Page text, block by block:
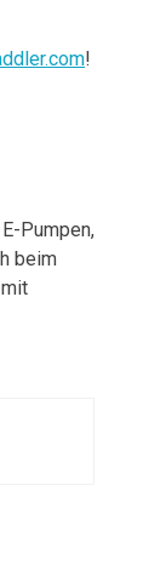
!
Pumpen,
beim